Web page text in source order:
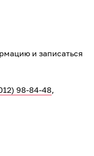
и записаться
98-84-48,